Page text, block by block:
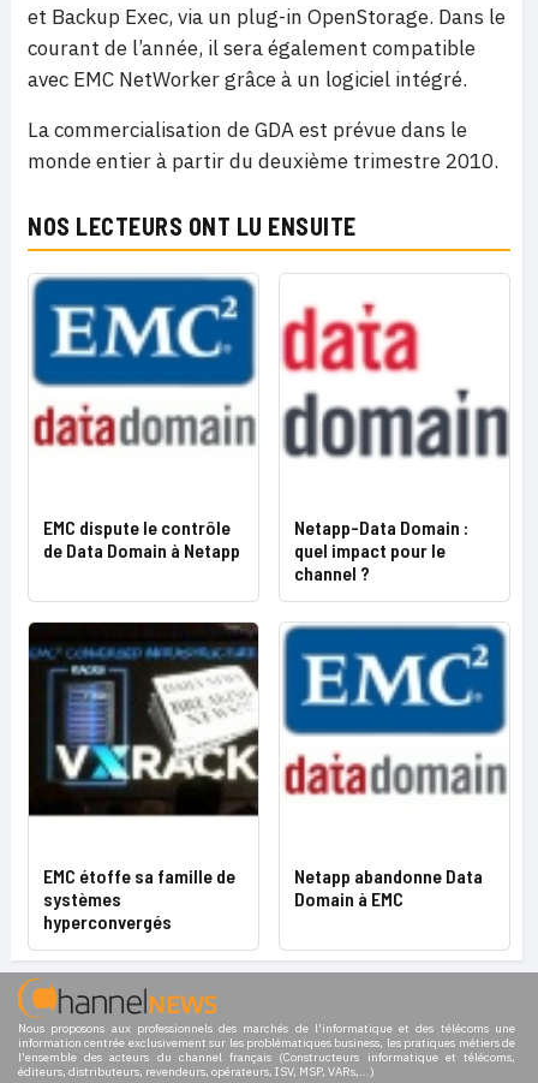
et Backup Exec, via un plug-in OpenStorage. Dans le
courant de l’année, il sera également compatible
avec EMC NetWorker grâce à un logiciel intégré.
La commercialisation de GDA est prévue dans le
monde entier à partir du deuxième trimestre 2010.
NOS LECTEURS ONT LU ENSUITE
EMC dispute le contrôle
de Data Domain à Netapp
Netapp-Data Domain :
quel impact pour le
channel ?
EMC étoffe sa famille de
systèmes
hyperconvergés
Netapp abandonne Data
Domain à EMC
Nous proposons aux professionnels des marchés de l'informatique et des télécoms une
information centrée exclusivement sur les problématiques business, les pratiques métiers de
l'ensemble des acteurs du channel français (Constructeurs informatique et télécoms,
éditeurs, distributeurs, revendeurs, opérateurs, ISV, MSP, VARs,...)